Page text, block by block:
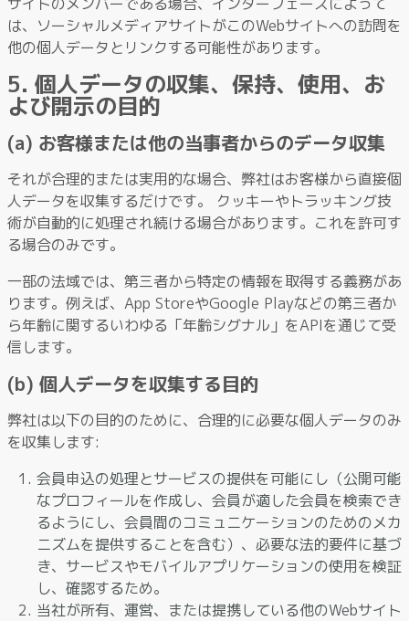
は、ソーシャルメディアサイトがこのWebサイトへの訪問を
他の個人データとリンクする可能性があります。
5. 個人データの収集、保持、使用、お
よび開示の目的
(a) お客様または他の当事者からのデータ収集
それが合理的または実用的な場合、弊社はお客様から直接個
人データを収集するだけです。 クッキーやトラッキング技
術が自動的に処理され続ける場合があります。これを許可す
る場合のみです。
一部の法域では、第三者から特定の情報を取得する義務があ
ります。例えば、App StoreやGoogle Playなどの第三者か
ら年齢に関するいわゆる「年齢シグナル」をAPIを通じて受
信します。
(b) 個人データを収集する目的
弊社は以下の目的のために、合理的に必要な個人データのみ
を収集します:
会員申込の処理とサービスの提供を可能にし（公開可能
なプロフィールを作成し、会員が適した会員を検索でき
るようにし、会員間のコミュニケーションのためのメカ
ニズムを提供することを含む）、必要な法的要件に基づ
き、サービスやモバイルアプリケーションの使用を検証
し、確認するため。
当社が所有、運営、または提携している他のWebサイト